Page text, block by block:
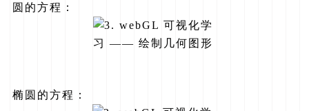
圆的方程：
椭圆的方程：